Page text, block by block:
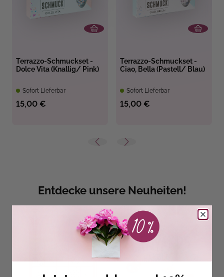
Terrazzo-Schmuckset -
Dolce Vita (Knallig/ Pink)
Sofort Lieferbar
15,00 €
Terrazzo-Schmuckset -
Ciao, Bella (Pastell/ Blau)
Sofort Lieferbar
15,00 €
Entdecke unsere Neuheiten!